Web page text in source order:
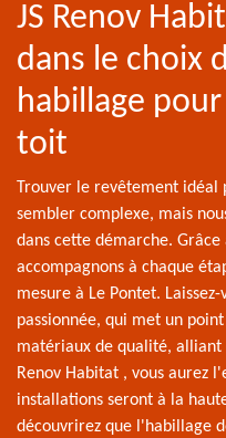
JS Renov
dans le choix
habillage
toit
Trouver le revêtement idéal
sembler complexe, mais
dans cette démarche.
accompagnons à chaque
mesure à Le Pontet.
passionnée, qui met un
matériaux de qualité, alliant
Renov Habitat , vous aurez
installations seront à la
découvrirez que l'habillage